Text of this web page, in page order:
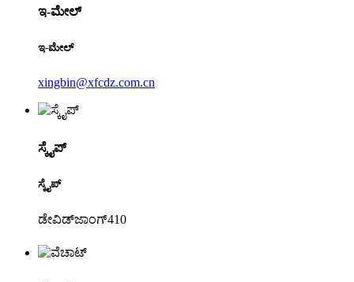
ಇ-ಮೇಲ್
ಇ-ಮೇಲ್
xingbin@xfcdz.com.cn
ಸ್ಕೈಪ್
ಸ್ಕೈಪ್
ಡೇವಿಡ್‌ಜಾಂಗ್410